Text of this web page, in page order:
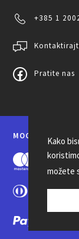
Kako
možete
+385 1
Pratite nas
MOGUĆNOSTI